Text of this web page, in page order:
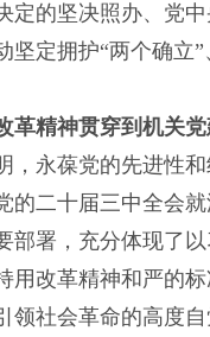
定的坚决照办、党
坚定拥护“两个确立”
革精神贯穿到机关
，永葆党的先进性
的二十届三中全会
部署，充分体现了
用改革精神和严的标
领社会革命的高度